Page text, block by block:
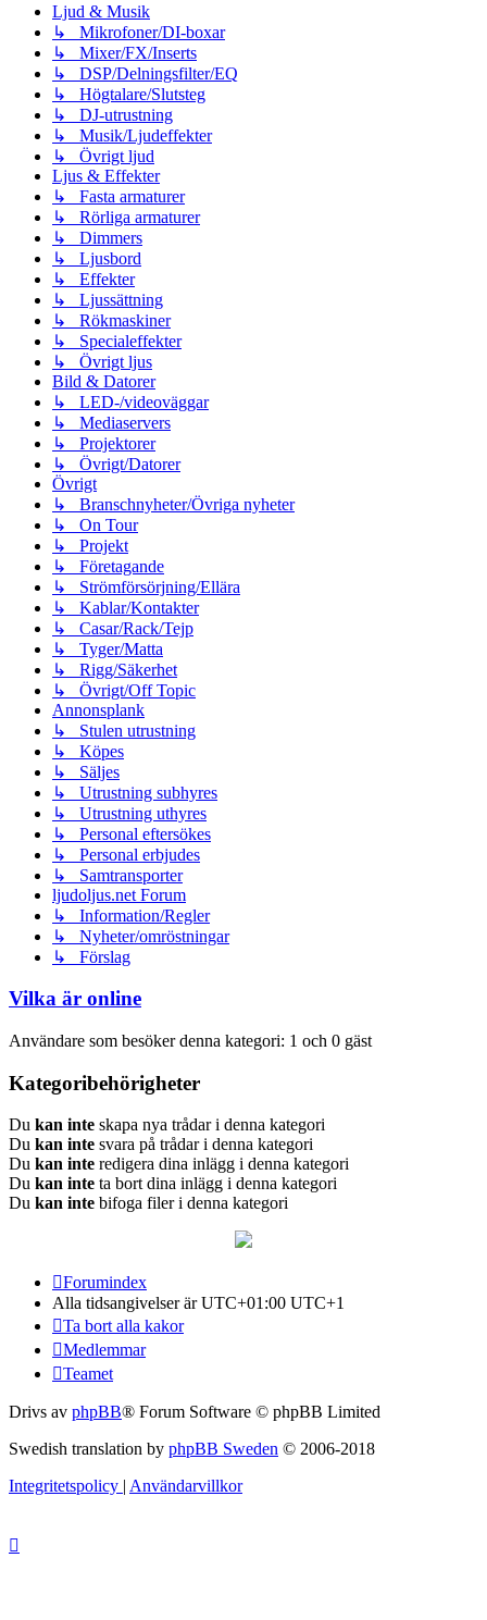
Ljud & Musik
↳ Mikrofoner/DI-boxar
↳ Mixer/FX/Inserts
↳ DSP/Delningsfilter/EQ
↳ Högtalare/Slutsteg
↳ DJ-utrustning
↳ Musik/Ljudeffekter
↳ Övrigt ljud
Ljus & Effekter
↳ Fasta armaturer
↳ Rörliga armaturer
↳ Dimmers
↳ Ljusbord
↳ Effekter
↳ Ljussättning
↳ Rökmaskiner
↳ Specialeffekter
↳ Övrigt ljus
Bild & Datorer
↳ LED-/videoväggar
↳ Mediaservers
↳ Projektorer
↳ Övrigt/Datorer
Övrigt
↳ Branschnyheter/Övriga nyheter
↳ On Tour
↳ Projekt
↳ Företagande
↳ Strömförsörjning/Ellära
↳ Kablar/Kontakter
↳ Casar/Rack/Tejp
↳ Tyger/Matta
↳ Rigg/Säkerhet
↳ Övrigt/Off Topic
Annonsplank
↳ Stulen utrustning
↳ Köpes
↳ Säljes
↳ Utrustning subhyres
↳ Utrustning uthyres
↳ Personal eftersökes
↳ Personal erbjudes
↳ Samtransporter
ljudoljus.net Forum
↳ Information/Regler
↳ Nyheter/omröstningar
↳ Förslag
Vilka är online
Användare som besöker denna kategori: 1 och 0 gäst
Kategoribehörigheter
Du kan inte skapa nya trådar i denna kategori
Du kan inte svara på trådar i denna kategori
Du kan inte redigera dina inlägg i denna kategori
Du kan inte ta bort dina inlägg i denna kategori
Du kan inte bifoga filer i denna kategori
Forumindex
Alla tidsangivelser är UTC+01:00 UTC+1
Ta bort alla kakor
Medlemmar
Teamet
Drivs av phpBB® Forum Software © phpBB Limited
Swedish translation by phpBB Sweden © 2006-2018
Integritetspolicy Användarvillkor